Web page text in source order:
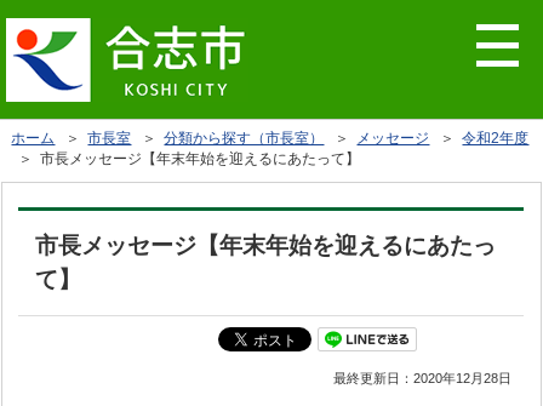
ホーム ＞市長室 ＞分類から探す（市長室） ＞ メッセージ ＞令和2年度
＞ 市長メッセージ【年末年始を迎えるにあたって】
市長メッセージ【年末年始を迎えるにあたっ
て】
最終更新日：2020年12月28日